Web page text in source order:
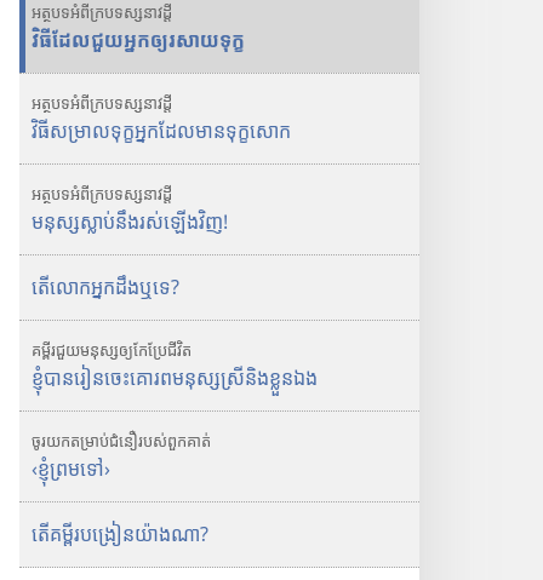
ង
សៀ
ភៅ
អេ
ច
ត្
ទ
អត្ថបទអំពីក្របទស្សនាវដ្ដី
វិធី​ដែល​ជួយ​អ្នក​ឲ្យ​រសាយ​ទុក្ខ
អត្ថបទអំពីក្របទស្សនាវដ្ដី
វិធី​សម្រាល​ទុក្ខ​អ្នក​ដែល​មាន​ទុក្ខ​សោក
អត្ថបទអំពីក្របទស្សនាវដ្ដី
មនុស្ស​ស្លាប់​នឹង​រស់​ឡើង​វិញ!
តើ​លោក​អ្នក​ដឹង​ឬ​ទេ?
គម្ពីរ​ជួយ​មនុស្ស​ឲ្យ​កែ​ប្រែ​ជីវិត
ខ្ញុំ​បាន​រៀន​ចេះ​គោរព​មនុស្ស​ស្រី​និង​ខ្លួន​ឯង
ចូរ​យក​តម្រាប់​ជំនឿ​របស់​ពួក​គាត់
‹ខ្ញុំ​ព្រម​ទៅ›
តើ​គម្ពីរ​បង្រៀន​យ៉ាង​ណា?